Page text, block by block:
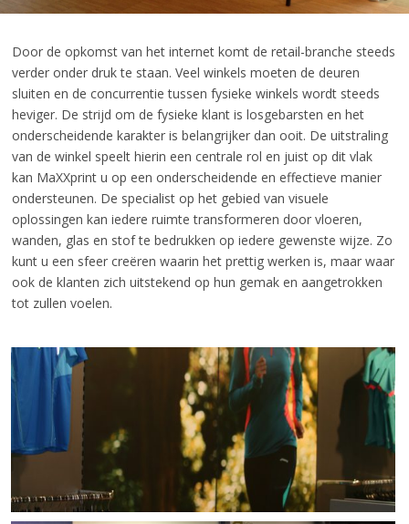
Door de opkomst van het internet komt de retail-branche steeds
verder onder druk te staan. Veel winkels moeten de deuren
sluiten en de concurrentie tussen fysieke winkels wordt steeds
heviger. De strijd om de fysieke klant is losgebarsten en het
onderscheidende karakter is belangrijker dan ooit. De uitstraling
van de winkel speelt hierin een centrale rol en juist op dit vlak
kan MaXXprint u op een onderscheidende en effectieve manier
ondersteunen. De specialist op het gebied van visuele
oplossingen kan iedere ruimte transformeren door vloeren,
wanden, glas en stof te bedrukken op iedere gewenste wijze. Zo
kunt u een sfeer creëren waarin het prettig werken is, maar waar
ook de klanten zich uitstekend op hun gemak en aangetrokken
tot zullen voelen.